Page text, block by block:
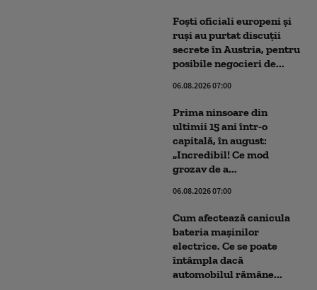
Foști oficiali europeni și
ruși au purtat discuții
secrete în Austria, pentru
posibile negocieri de...
06.08.2026 07:00
Prima ninsoare din
ultimii 15 ani într-o
capitală, în august:
„Incredibil! Ce mod
grozav de a...
06.08.2026 07:00
Cum afectează canicula
bateria mașinilor
electrice. Ce se poate
întâmpla dacă
automobilul rămâne...